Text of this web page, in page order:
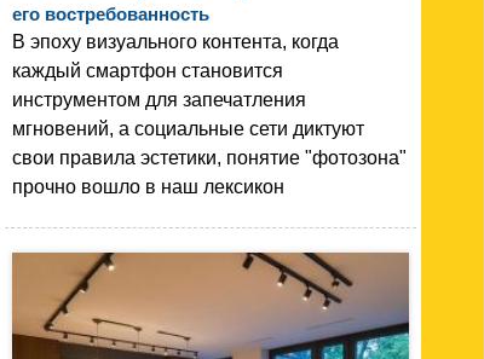
его востребованность
В эпоху визуального контента, когда
каждый смартфон становится
инструментом для запечатления
мгновений, а социальные сети диктуют
свои правила эстетики, понятие "фотозона"
прочно вошло в наш лексикон